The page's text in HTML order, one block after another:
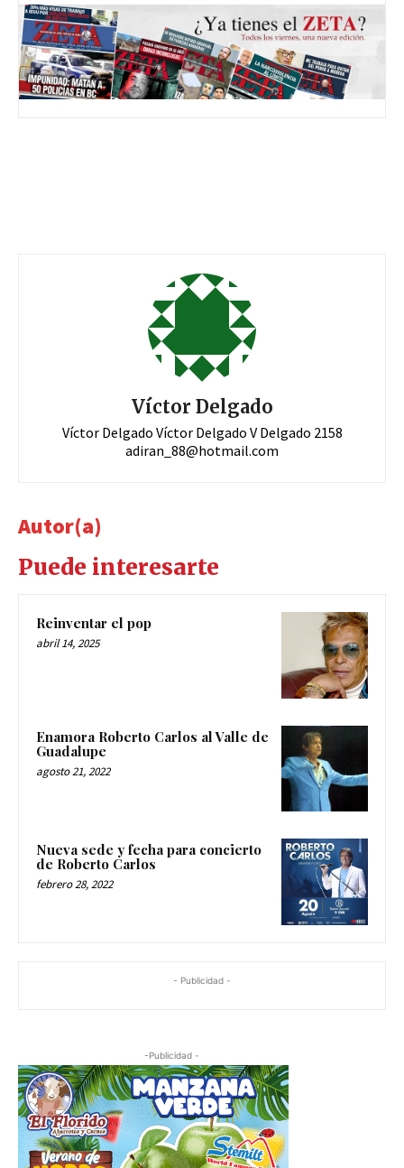
Víctor Delgado
Víctor Delgado Víctor Delgado V Delgado 2158
adiran_88@hotmail.com
Autor(a)
Puede interesarte
Reinventar el pop
abril 14, 2025
Enamora Roberto Carlos al Valle de
Guadalupe
agosto 21, 2022
Nueva sede y fecha para concierto
de Roberto Carlos
febrero 28, 2022
- Publicidad -
-Publicidad -